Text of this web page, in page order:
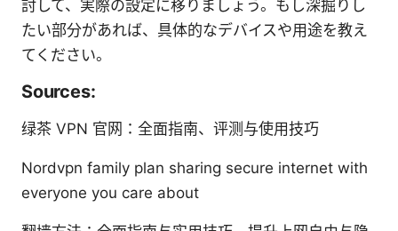
討して、実際の設定に移りましょう。もし深掘りし
たい部分があれば、具体的なデバイスや用途を教え
てください。
Sources:
绿茶 VPN 官网：全面指南、评测与使用技巧
Nordvpn family plan sharing secure internet with
everyone you care about